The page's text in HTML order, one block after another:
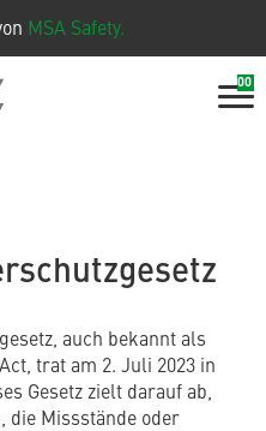
MSA Safety.
00
auch bekannt als
trat am 2. Juli 2023 in
Gesetz zielt darauf ab,
die Missstände oder